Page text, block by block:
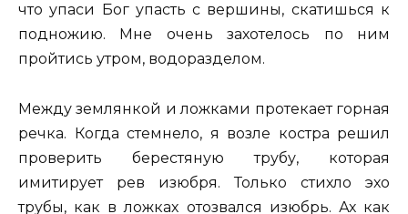
что упаси Бог упасть с вершины, скатишься к
подножию. Мне очень захотелось по ним
пройтись утром, водоразделом.
Между землянкой и ложками протекает горная
речка. Когда стемнело, я возле костра решил
проверить берестяную трубу, которая
имитирует рев изюбря. Только стихло эхо
трубы, как в ложках отозвался изюбрь. Ах как